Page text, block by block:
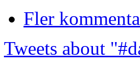
Fler
Tweets about